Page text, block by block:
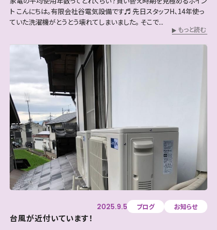
ト こんにちは。有限会社谷電気設備です♬ 先日スタッフH、14年使っ
ていた洗濯機がとうとう壊れてしまいました。 そこで...
もっと読む
台風が近付いています！
2025.9.5 ブログ お知らせ